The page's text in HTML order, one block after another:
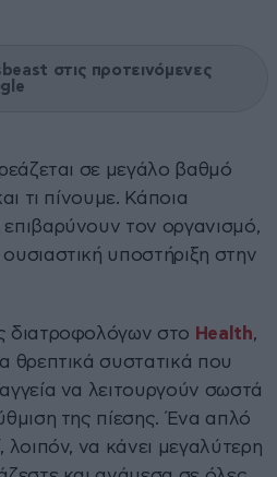
στις προτεινόμενες
σε μεγάλο βαθμό
τι πίνουμε. Κάποια
τον οργανισμό,
υποστήριξη στην
διατροφολόγων στο Health,
θρεπτικά συστατικά που
να λειτουργούν σωστά
της πίεσης. Ένα απλό
να κάνει μεγαλύτερη